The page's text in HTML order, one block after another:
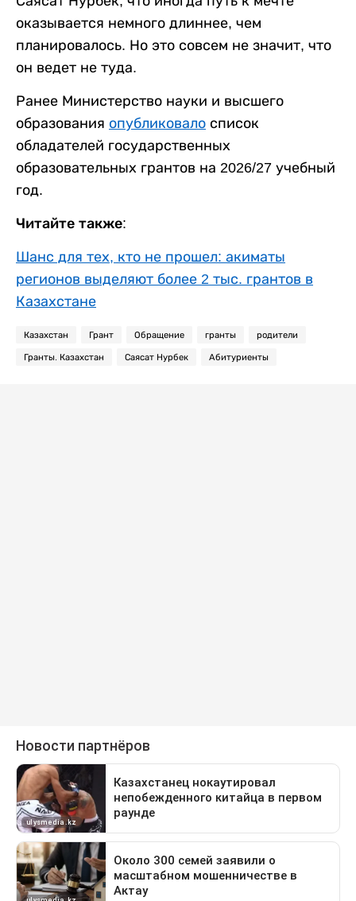
оказывается немного длиннее, чем
планировалось. Но это совсем не значит, что
он ведет не туда.
Ранее Министерство науки и высшего
образования опубликовало список
обладателей государственных
образовательных грантов на 2026/27 учебный
год.
Читайте также:
Шанс для тех, кто не прошел: акиматы
регионов выделяют более 2 тыс. грантов в
Казахстане
Казахстан Грант Обращение гранты родители
Гранты. Казахстан Саясат Нурбек Абитуриенты